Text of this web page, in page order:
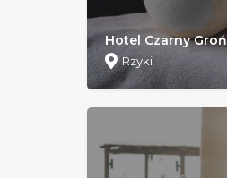
Hotel Czarny Groń
Rzyki